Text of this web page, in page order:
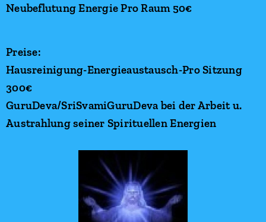
Neubeflutung Energie Pro Raum 50€
Preise:
Hausreinigung-Energieaustausch-Pro Sitzung
300€
GuruDeva/SriSvamiGuruDeva bei der Arbeit u.
Austrahlung seiner Spirituellen Energien